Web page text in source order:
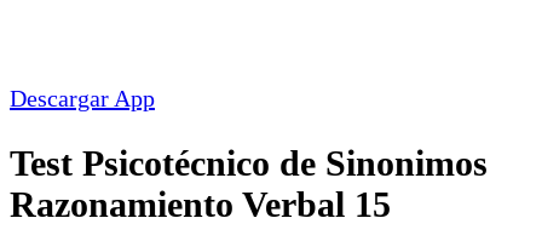
Descargar App
Test Psicotécnico de Sinonimos
Razonamiento Verbal 15